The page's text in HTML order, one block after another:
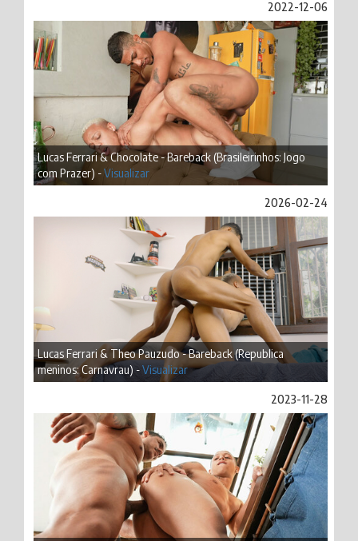
2022-12-06
Lucas Ferrari & Chocolate - Bareback (Brasileirinhos: Jogo
com Prazer) -Visualizar
2026-02-24
Lucas Ferrari & Theo Pauzudo - Bareback (Republica
meninos: Carnavrau) -Visualizar
2023-11-28